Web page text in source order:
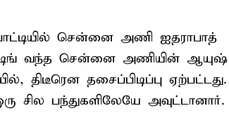
சென்னை அணி ஐதராபாத்
வந்த சென்னை அணியின் ஆயுஷ்
திடீரென தசைப்பிடிப்பு ஏற்பட்டது.
சில பந்துகளிலேயே அவுட்டானார்.